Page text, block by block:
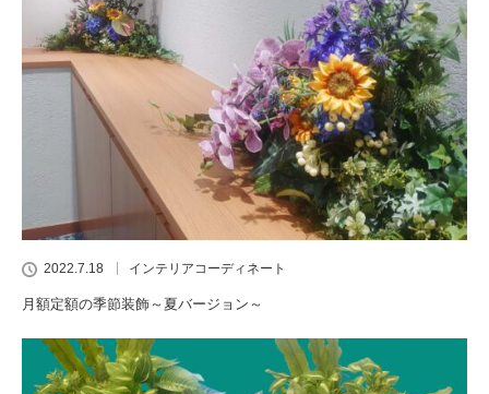
2022.7.18 インテリアコーディネート
月額定額の季節装飾～夏バージョン～